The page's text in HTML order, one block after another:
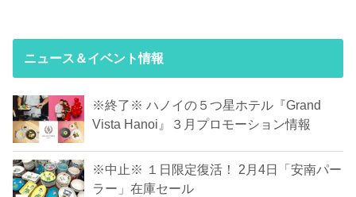
ニュース＆イベント情報
※終了※ ハノイの５つ星ホテル『Grand
Vista Hanoi』３月プロモーション情報
※中止※ １日限定復活！ 2月4日「安南パー
ラー」在庫セール